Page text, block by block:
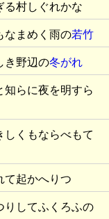
る村しぐれかな
なまめく雨の若竹
き野辺の冬がれ
知らに夜を明すら
しくもならべもて
起かへりつゝ
りしてふくろふの